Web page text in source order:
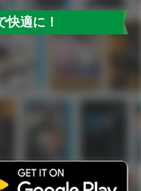
快適に！